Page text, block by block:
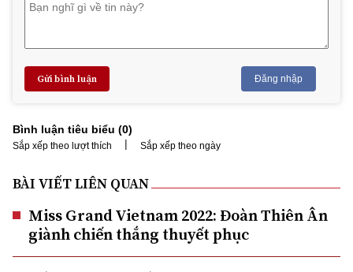
Gửi bình luận Đăng nhập
Bình luận tiêu biểu (0)
Sắp xếp theo lượt thích | Sắp xếp theo ngày
BÀI VIẾT LIÊN QUAN
Miss Grand Vietnam 2022: Đoàn Thiên Ân
giành chiến thắng thuyết phục